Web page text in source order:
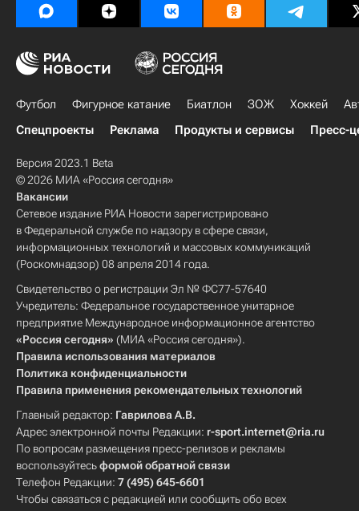
Футбол Фигурное катание Биатлон ЗОЖ Хоккей
Спецпроекты
Реклама Продукты и сервисы Пресс-
Версия 2023.1 Beta
© 2026 МИА «Россия сегодня»
Вакансии
Сетевое издание РИА Новости зарегистрировано
в Федеральной службе по надзору в сфере связи,
информационных технологий и массовых коммуникаций
(Роскомнадзор) 08 апреля 2014 года.
Свидетельство о регистрации Эл № ФС77-57640
Учредитель: Федеральное государственное унитарное
предприятие Международное информационное агентство
«Россия сегодня» (МИА «Россия сегодня»).
Правила использования материалов
Политика конфиденциальности
Правила применения рекомендательных технологий
Главный редактор: Гаврилова А.В.
Адрес электронной почты Редакции: r-sport.internet@ria.ru
По вопросам размещения пресс-релизов и рекламы
воспользуйтесьформой обратной связи
Телефон Редакции: 7 (495) 645-6601
Чтобы связаться с редакцией или сообщить обо всех